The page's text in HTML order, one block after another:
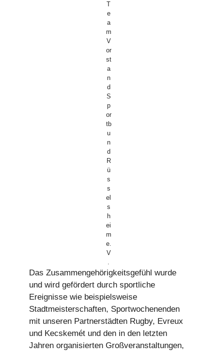
T
e
a
m
V
or
st
a
n
d
S
p
or
tb
u
n
d
R
ü
s
s
el
s
h
ei
m
e.
V
Das Zusammengehörigkeitsgefühl wurde
und wird gefördert durch sportliche
Ereignisse wie beispielsweise
Stadtmeisterschaften, Sportwochenenden
mit unseren Partnerstädten Rugby, Evreux
und Kecskemét und den in den letzten
Jahren organisierten Großveranstaltungen,